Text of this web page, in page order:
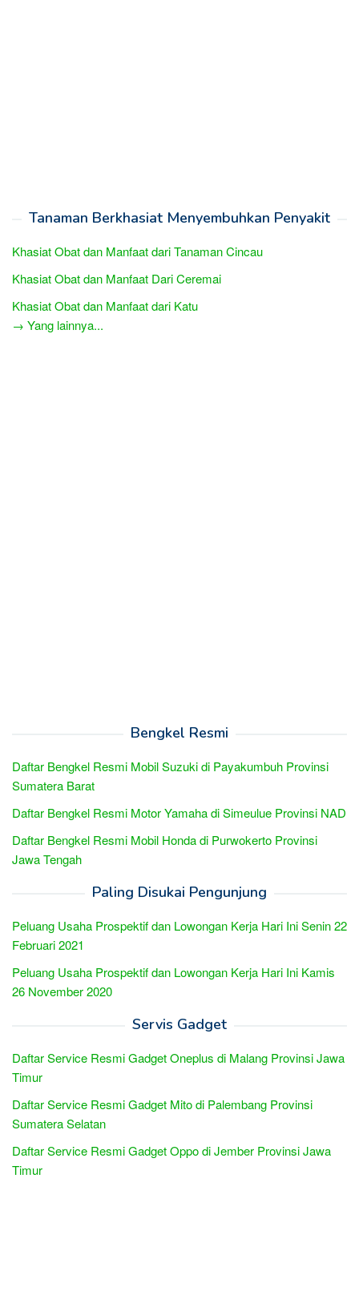
Tanaman Berkhasiat Menyembuhkan Penyakit
Khasiat Obat dan Manfaat dari Tanaman Cincau
Khasiat Obat dan Manfaat Dari Ceremai
Khasiat Obat dan Manfaat dari Katu
→ Yang lainnya...
Bengkel Resmi
Daftar Bengkel Resmi Mobil Suzuki di Payakumbuh Provinsi
Sumatera Barat
Daftar Bengkel Resmi Motor Yamaha di Simeulue Provinsi NAD
Daftar Bengkel Resmi Mobil Honda di Purwokerto Provinsi
Jawa Tengah
Paling Disukai Pengunjung
Peluang Usaha Prospektif dan Lowongan Kerja Hari Ini Senin 22
Februari 2021
Peluang Usaha Prospektif dan Lowongan Kerja Hari Ini Kamis
26 November 2020
Servis Gadget
Daftar Service Resmi Gadget Oneplus di Malang Provinsi Jawa
Timur
Daftar Service Resmi Gadget Mito di Palembang Provinsi
Sumatera Selatan
Daftar Service Resmi Gadget Oppo di Jember Provinsi Jawa
Timur